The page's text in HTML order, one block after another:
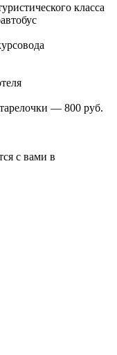
класса
— 800 руб.
с вами в